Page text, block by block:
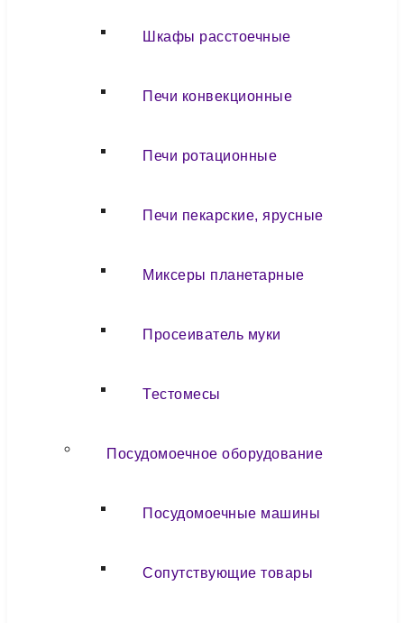
Шкафы расстоечные
Печи конвекционные
Печи ротационные
Печи пекарские, ярусные
Миксеры планетарные
Просеиватель муки
Тестомесы
Посудомоечное оборудование
Посудомоечные машины
Сопутствующие товары